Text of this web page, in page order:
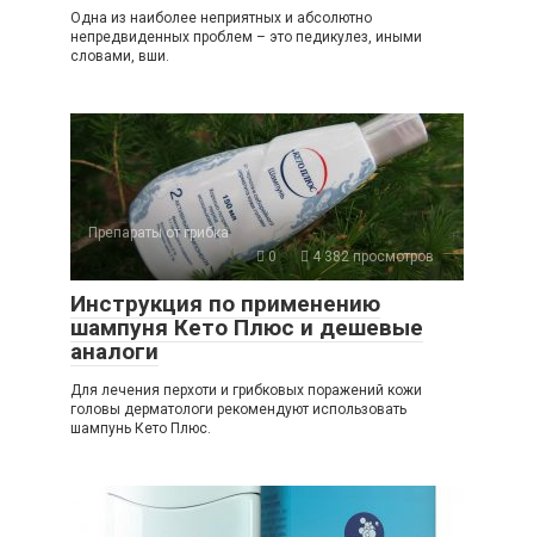
Одна из наиболее неприятных и абсолютно
непредвиденных проблем – это педикулез, иными
словами, вши.
Препараты от грибка
0
4 382 просмотров
Инструкция по применению
шампуня Кето Плюс и дешевые
аналоги
Для лечения перхоти и грибковых поражений кожи
головы дерматологи рекомендуют использовать
шампунь Кето Плюс.